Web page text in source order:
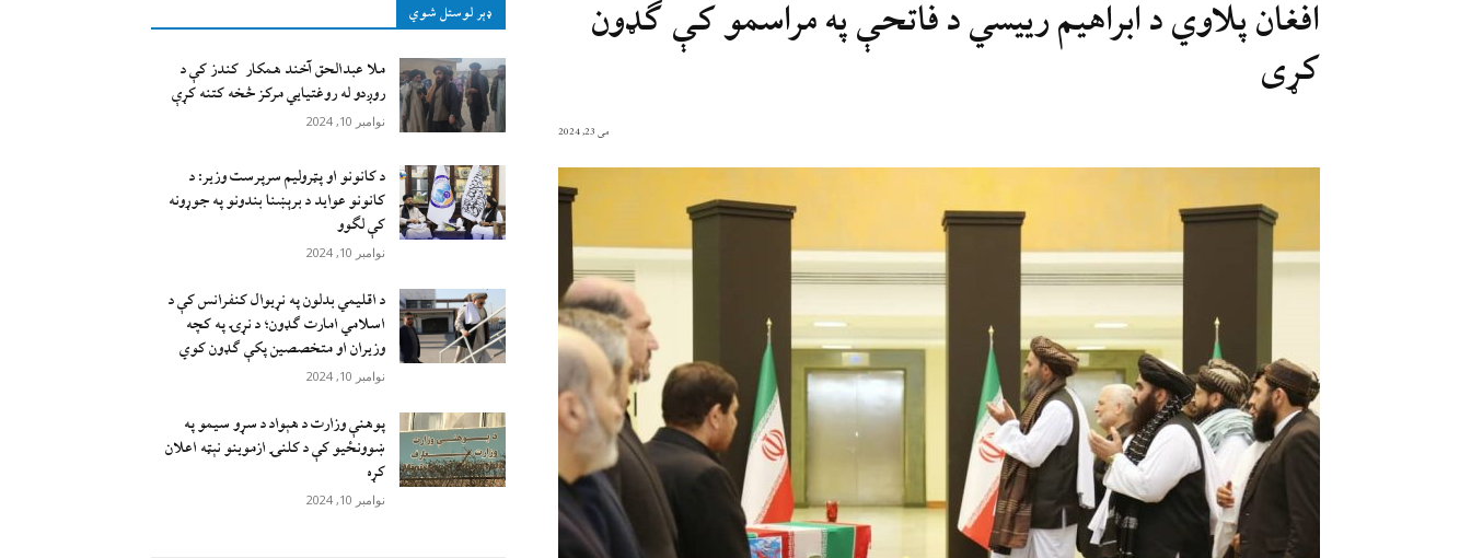
ډېر لوستل شوي
ملا عبدالحق آخند همکار کندز کې د
روږدو له روغتیایي مرکز څخه کتنه کړې
نوامبر 10, 2024
د کانونو او پټرولیم سرپرست وزیر: د
کانونو عواید د برېښنا بندونو په جوړونه
کې لګوو
نوامبر 10, 2024
د اقليمي بدلون په نړيوال کنفرانس کې د
اسلامي امارت ګډون؛ د نړۍ په کچه
وزيران او متخصصين پکې ګډون کوي
نوامبر 10, 2024
پوهنې وزارت د هېواد د سړو سيمو په
ښوونځيو کې د کلنۍ ازموينو نېټه اعلان
کړه
نوامبر 10, 2024
افغان پلاوي د ابراهیم رییسي د فاتحې په مراسمو کې ګډون
کړی
می 23, 2024